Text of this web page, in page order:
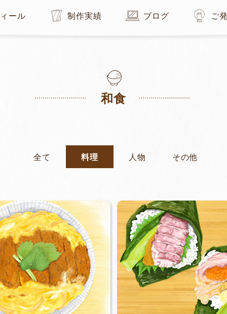
ール 制作実績 ブログ ご
和⾷
全て 料理 人物 その他